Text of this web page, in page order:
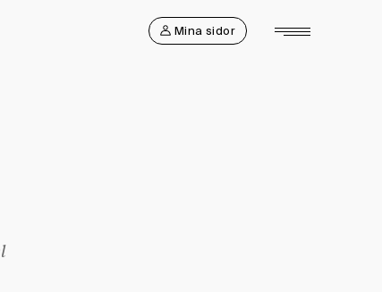
Mina sidor